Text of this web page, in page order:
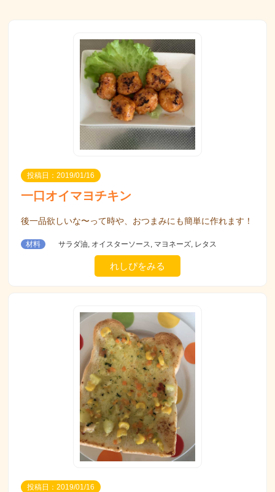
投稿日：2019/01/16
一口オイマヨチキン
後一品欲しいな〜って時や、おつまみにも簡単に作れます！
材料 サラダ油, オイスターソース, マヨネーズ, レタス
れしぴをみる
投稿日：2019/01/16